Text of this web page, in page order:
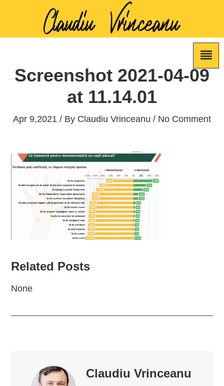
Screenshot 2021-04-09
at 11.14.01
Apr 9,2021 / By Claudiu Vrinceanu / No Comment
Related Posts
None
Claudiu Vrinceanu